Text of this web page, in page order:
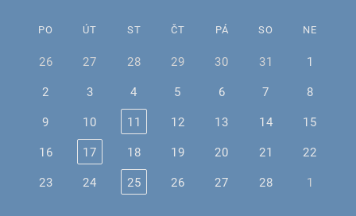
PO ÚT ST ČT PÁ SO NE
26 27 28 29 30 31
1
2
3 4 5 6 7
8
9
10 11 12 13 14
15
16
17 18 19 20 21
22
23
24 25 26 27 28 1